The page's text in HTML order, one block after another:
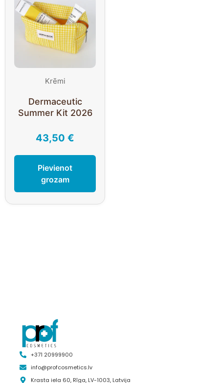
Krēmi
Dermaceutic
Summer Kit 2026
43,50€
Pievienot
grozam
+371 20999900
info@profcosmetics.lv
Krasta iela 60, Rīga, LV-1003, Latvija